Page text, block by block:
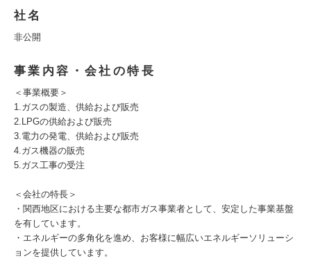
社名
非公開
事業内容・会社の特長
＜事業概要＞
1.ガスの製造、供給および販売
2.LPGの供給および販売
3.電力の発電、供給および販売
4.ガス機器の販売
5.ガス工事の受注
＜会社の特長＞
・関西地区における主要な都市ガス事業者として、安定した事業基盤
を有しています。
・エネルギーの多角化を進め、お客様に幅広いエネルギーソリューシ
ョンを提供しています。